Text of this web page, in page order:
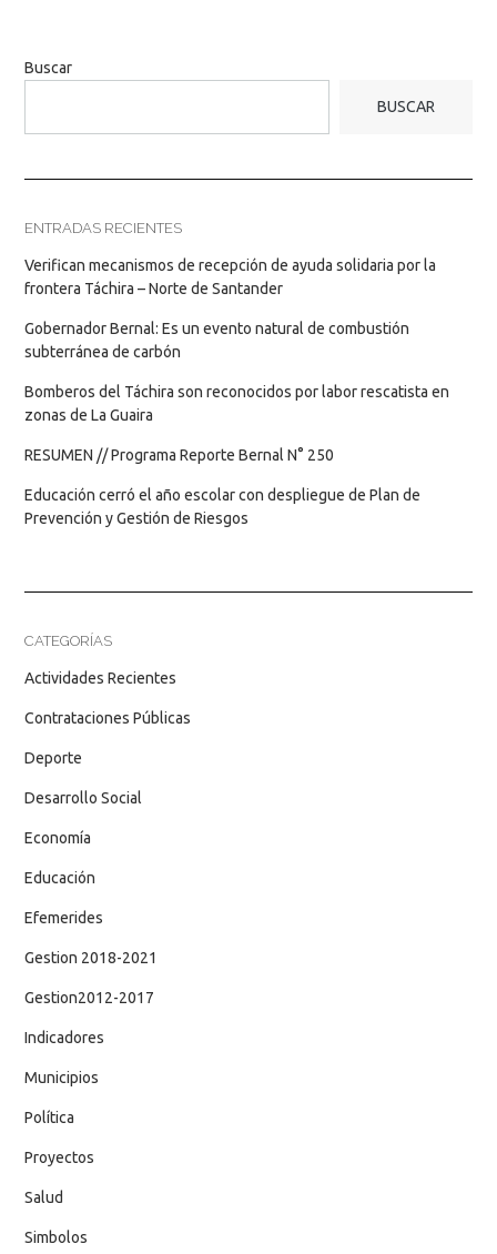
Buscar
BUSCAR
ENTRADAS RECIENTES
Verifican mecanismos de recepción de ayuda solidaria por la
frontera Táchira – Norte de Santander
Gobernador Bernal: Es un evento natural de combustión
subterránea de carbón
Bomberos del Táchira son reconocidos por labor rescatista en
zonas de La Guaira
RESUMEN // Programa Reporte Bernal N° 250
Educación cerró el año escolar con despliegue de Plan de
Prevención y Gestión de Riesgos
CATEGORÍAS
Actividades Recientes
Contrataciones Públicas
Deporte
Desarrollo Social
Economía
Educación
Efemerides
Gestion 2018-2021
Gestion2012-2017
Indicadores
Municipios
Política
Proyectos
Salud
Simbolos